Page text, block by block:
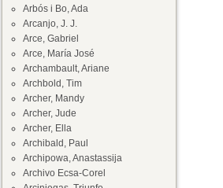
Arbós i Bo, Ada
Arcanjo, J. J.
Arce, Gabriel
Arce, María José
Archambault, Ariane
Archbold, Tim
Archer, Mandy
Archer, Jude
Archer, Ella
Archibald, Paul
Archipowa, Anastassija
Archivo Ecsa-Corel